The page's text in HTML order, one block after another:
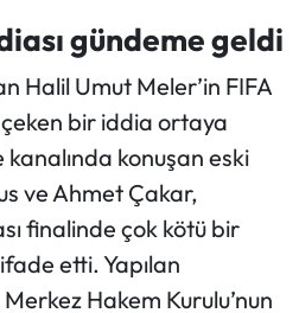
gündeme geldi
Halil Umut Meler’in FIFA
bir iddia ortaya
kanalında konuşan eski
ve Ahmet Çakar,
finalinde çok kötü bir
etti. Yapılan
Hakem Kurulu’nun